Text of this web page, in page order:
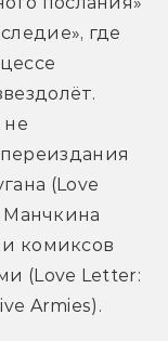
где
не
(Love
Манчкина
комиксов
(Love Letter:
Armies).